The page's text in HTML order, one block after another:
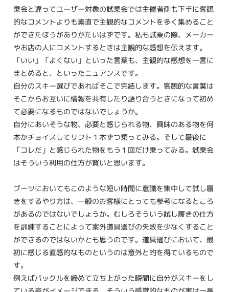
乗会と違ってユーザー対象の試乗会では主催者側も下手に客観
的なコメントよりも素直で主観的なコメントを多く集めること
ができたほうがありがたいはずです。私も試乗の際、メーカー
やお店の人にコメントするときは主観的な感想を伝えます。
「いい」「よくない」といった言葉も、主観的な感想を一言に
まとめると、といったニュアンスです。
自分のスキー選びであればそこで完結します。客観的な言葉は
そこからお互いに情報を共有したり語り合うときになって初め
て必要になるものではないでしょうか。
自分にあいそうな物、必要と感じられる物、興味のある物を何
本かチョイスしてリフト１本ずつ乗ってみる。そして最後に
「コレだ」と感じられた物をもう１回だけ乗ってみる。試乗会
はそういう利用の仕方が賢いと思います。
ブーツにおいてもこのような短い時間に意識を集中して試し履
きをするやり方は、一般のお客様にとっても参考になるところ
があるのではないでしょうか。むしろそういう試し履きの仕方
を訓練することによって案外道具選びの失敗を少なくすること
ができるのではないかとも思うのです。道具選びにおいて、最
初に感じる直感的なものというのは意外と的を得ているもので
す。
例えばバックルを締めて立ち上がった瞬間に自分がスキーをし